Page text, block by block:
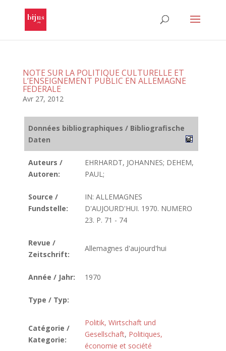
NOTE SUR LA POLITIQUE CULTURELLE ET
L’ENSEIGNEMENT PUBLIC EN ALLEMAGNE
FEDERALE
Avr 27, 2012
Données bibliographiques / Bibliografische
Daten
Auteurs /
Autoren:
EHRHARDT, JOHANNES; DEHEM,
PAUL;
Source /
Fundstelle:
IN: ALLEMAGNES
D'AUJOURD'HUI. 1970. NUMERO
23. P. 71 - 74
Revue /
Zeitschrift:
Allemagnes d'aujourd'hui
Année / Jahr: 1970
Type / Typ:
Catégorie /
Kategorie:
Politik, Wirtschaft und
Gesellschaft, Politiques,
économie et société